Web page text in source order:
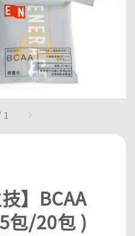
1
】BCAA
包/20包 )